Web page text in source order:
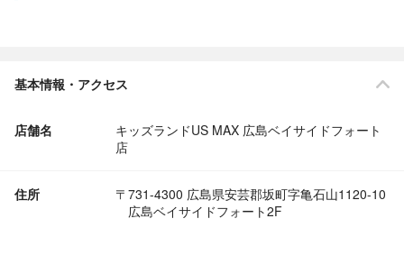
基本情報・アクセス
店舗名
キッズランドUS MAX 広島ベイサイドフォート
店
住所
〒731-4300 広島県安芸郡坂町字亀石山1120-10
広島ベイサイドフォート2F